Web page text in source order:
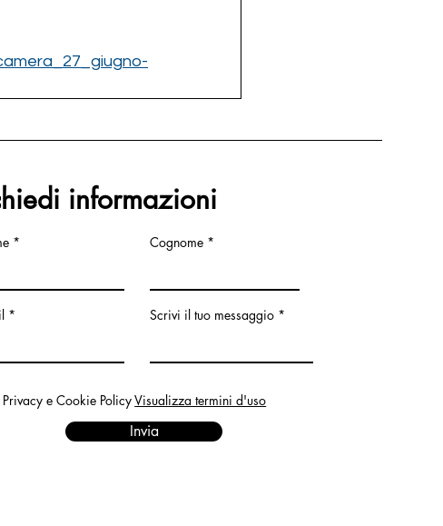
informazioni
Cognome
Scrivi il tuo messaggio
Privacy e Cookie PolicyVisualizza termini d'uso
Invia